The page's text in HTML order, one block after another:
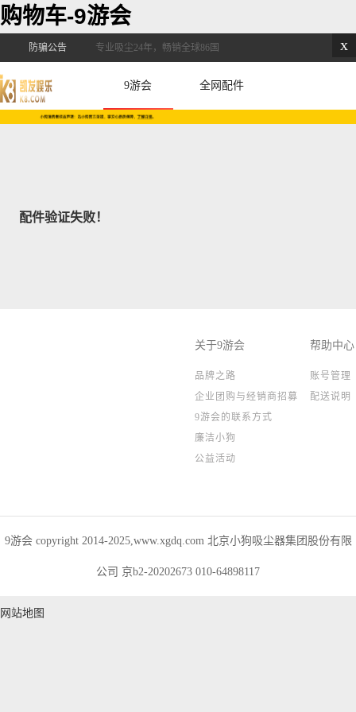
购物车-9游会
x
防骗公告 专业吸尘24年，畅销全球86国
9游会 全网配件
配件验证失败！
关于9游会
品牌之路
企业团购与经销商招募
9游会的联系方式
廉洁小狗
公益活动
帮助中心
账号管理
配送说明
9游会 copyright 2014-2025,www.xgdq.com 北京小狗吸尘器集团股份有限
公司 京b2-20202673 010-64898117
网站地图